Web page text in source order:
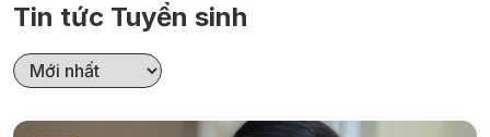
Tin tức Tuyển sinh